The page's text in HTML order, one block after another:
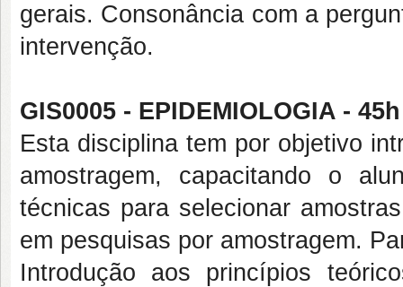
gerais. Consonância com a
intervenção.
GIS0005 - EPIDEMIOLOGIA - 45h
Esta disciplina tem por objetivo
amostragem, capacitando o
técnicas para selecionar
em pesquisas por amostragem.
Introdução aos princípios